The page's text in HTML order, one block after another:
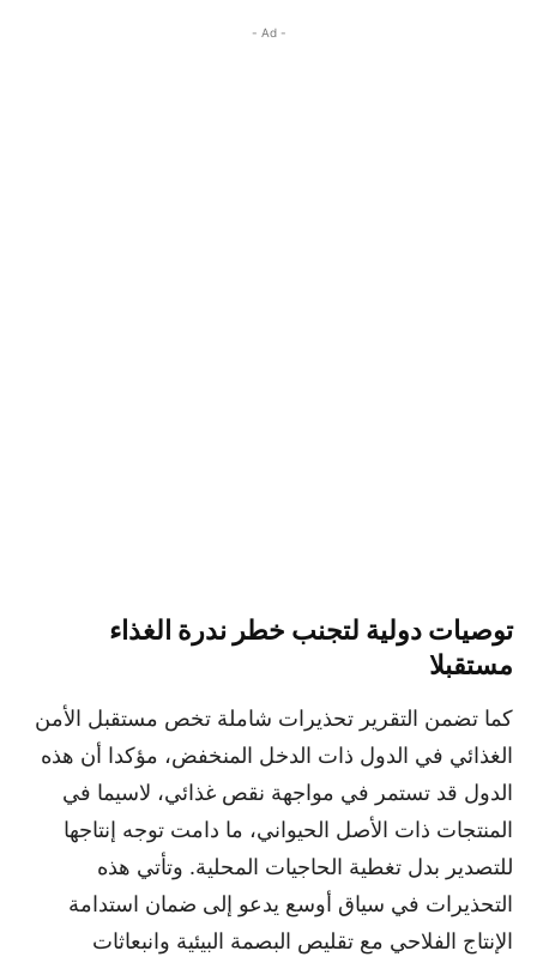
- Ad -
توصيات دولية لتجنب خطر ندرة الغذاء
مستقبلا
كما تضمن التقرير تحذيرات شاملة تخص مستقبل الأمن
الغذائي في الدول ذات الدخل المنخفض، مؤكدا أن هذه
الدول قد تستمر في مواجهة نقص غذائي، لاسيما في
المنتجات ذات الأصل الحيواني، ما دامت توجه إنتاجها
للتصدير بدل تغطية الحاجيات المحلية. وتأتي هذه
التحذيرات في سياق أوسع يدعو إلى ضمان استدامة
الإنتاج الفلاحي مع تقليص البصمة البيئية وانبعاثات